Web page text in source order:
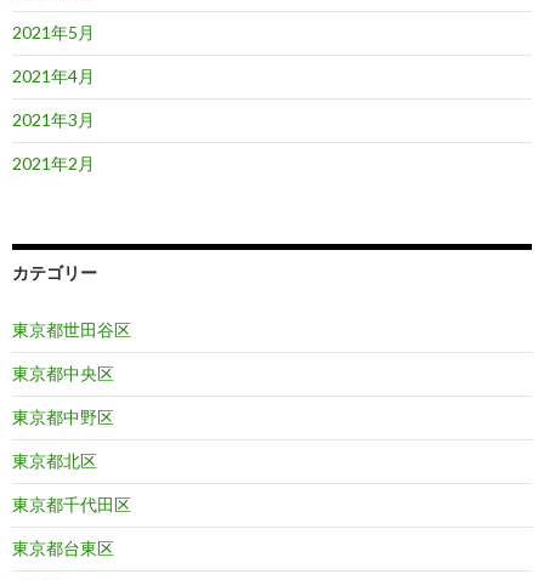
2021年5月
2021年4月
2021年3月
2021年2月
カテゴリー
東京都世田谷区
東京都中央区
東京都中野区
東京都北区
東京都千代田区
東京都台東区